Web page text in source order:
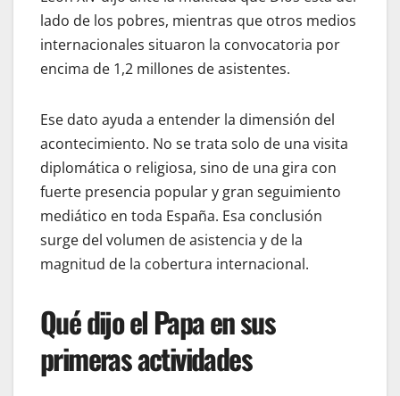
lado de los pobres, mientras que otros medios
internacionales situaron la convocatoria por
encima de 1,2 millones de asistentes.
Ese dato ayuda a entender la dimensión del
acontecimiento. No se trata solo de una visita
diplomática o religiosa, sino de una gira con
fuerte presencia popular y gran seguimiento
mediático en toda España. Esa conclusión
surge del volumen de asistencia y de la
magnitud de la cobertura internacional.
Qué dijo el Papa en sus
primeras actividades